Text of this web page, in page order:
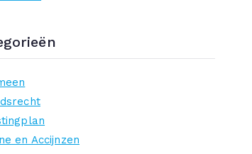
en Accijnzen